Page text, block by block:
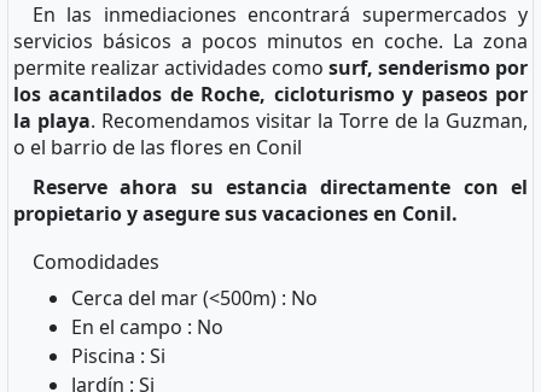
En las inmediaciones encontrará supermercados y
servicios básicos a pocos minutos en coche. La zona
permite realizar actividades comosurf, senderismo por
los acantilados de Roche, cicloturismo y paseos por
la playa. Recomendamos visitar la Torre de la Guzman,
o el barrio de las flores en Conil
Reserve ahora su estancia directamente con el
propietario y asegure sus vacaciones en Conil.
Comodidades
Cerca del mar (<500m) : No
En el campo : No
Piscina : Si
Jardín : Si